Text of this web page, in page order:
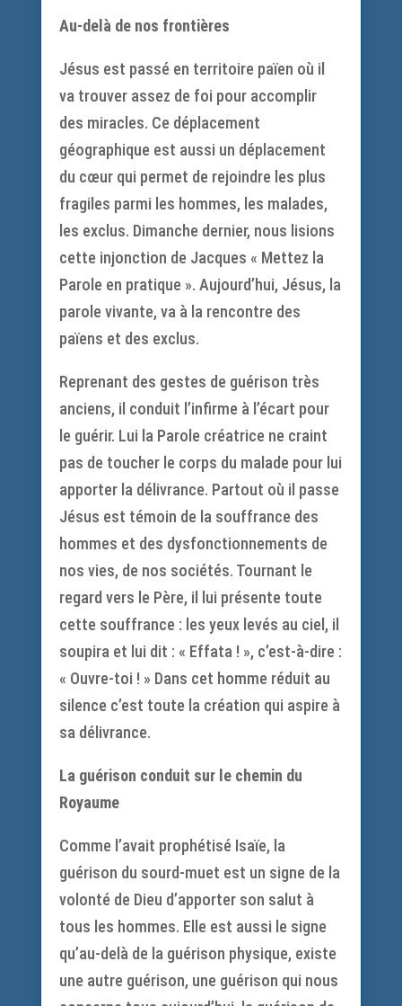
Au-delà de nos frontières
Jésus est passé en territoire païen où il
va trouver assez de foi pour accomplir
des miracles. Ce déplacement
géographique est aussi un déplacement
du cœur qui permet de rejoindre les plus
fragiles parmi les hommes, les malades,
les exclus. Dimanche dernier, nous lisions
cette injonction de Jacques « Mettez la
Parole en pratique ». Aujourd’hui, Jésus, la
parole vivante, va à la rencontre des
païens et des exclus.
Reprenant des gestes de guérison très
anciens, il conduit l’infirme à l’écart pour
le guérir. Lui la Parole créatrice ne craint
pas de toucher le corps du malade pour lui
apporter la délivrance. Partout où il passe
Jésus est témoin de la souffrance des
hommes et des dysfonctionnements de
nos vies, de nos sociétés. Tournant le
regard vers le Père, il lui présente toute
cette souffrance : les yeux levés au ciel, il
soupira et lui dit : « Effata ! », c’est-à-dire :
« Ouvre-toi ! » Dans cet homme réduit au
silence c’est toute la création qui aspire à
sa délivrance.
La guérison conduit sur le chemin du
Royaume
Comme l’avait prophétisé Isaïe, la
guérison du sourd-muet est un signe de la
volonté de Dieu d’apporter son salut à
tous les hommes. Elle est aussi le signe
qu’au-delà de la guérison physique, existe
une autre guérison, une guérison qui nous